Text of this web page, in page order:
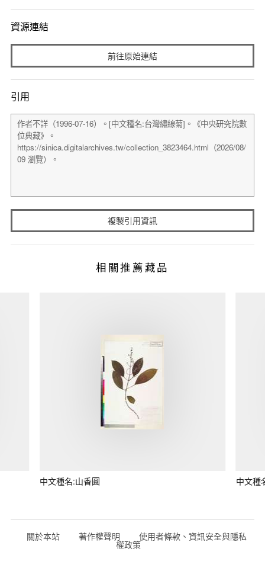
資源連結
前往原始連結
引用
複製引用資訊
相關推薦藏品
中文種名:山香圓 中文種
關於本站 著作權聲明 使用者條款、資訊安全與隱私
權政策